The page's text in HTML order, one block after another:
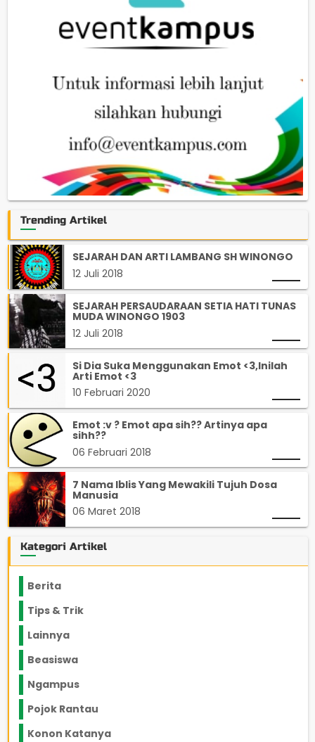
Trending Artikel
SEJARAH DAN ARTI LAMBANG SH WINONGO
12 Juli 2018
SEJARAH PERSAUDARAAN SETIA HATI TUNAS
MUDA WINONGO 1903
12 Juli 2018
Si Dia Suka Menggunakan Emot <3,Inilah
Arti Emot <3
10 Februari 2020
Emot :v ? Emot apa sih?? Artinya apa
sihh??
06 Februari 2018
7 Nama Iblis Yang Mewakili Tujuh Dosa
Manusia
06 Maret 2018
Kategori Artikel
Berita
Tips & Trik
Lainnya
Beasiswa
Ngampus
Pojok Rantau
Konon Katanya